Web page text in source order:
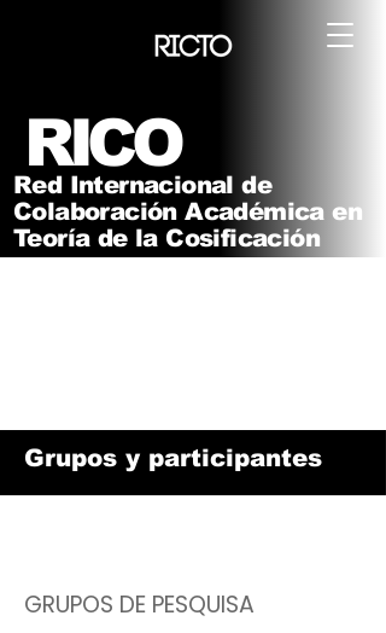
RICO
Red Internacional de
Colaboración Académica en
Teoría de la Cosificación
Grupos y participantes
GRUPOS DE PESQUISA